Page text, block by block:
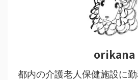
orikana
都内の介護老人保健施設に